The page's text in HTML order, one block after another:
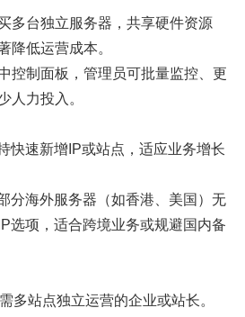
多台独立服务器，共享硬件资源
降低运营成本。
控制面板，管理员可批量监控、更
人力投入。
快速新增IP或站点，适应业务增长
分海外服务器（如香港、美国）无
选项，适合跨境业务或规避国内备
需多站点独立运营的企业或站长。